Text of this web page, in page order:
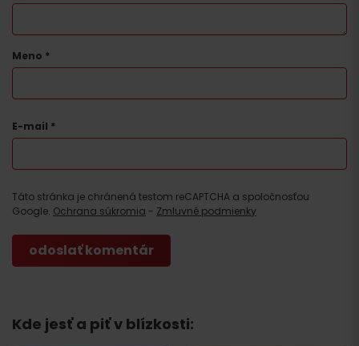
Meno *
E-mail *
Táto stránka je chránená testom reCAPTCHA a spoločnosťou
Google. Ochrana súkromia - Zmluvné podmienky
Kde jesť a piť v blízkosti: